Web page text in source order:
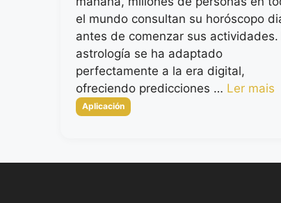
el mundo consultan su horóscopo
antes de comenzar sus actividades.
astrología se ha adaptado
perfectamente a la era digital,
ofreciendo predicciones … Ler mais
Categorias
Aplicación